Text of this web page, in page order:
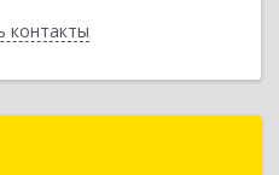
контакты